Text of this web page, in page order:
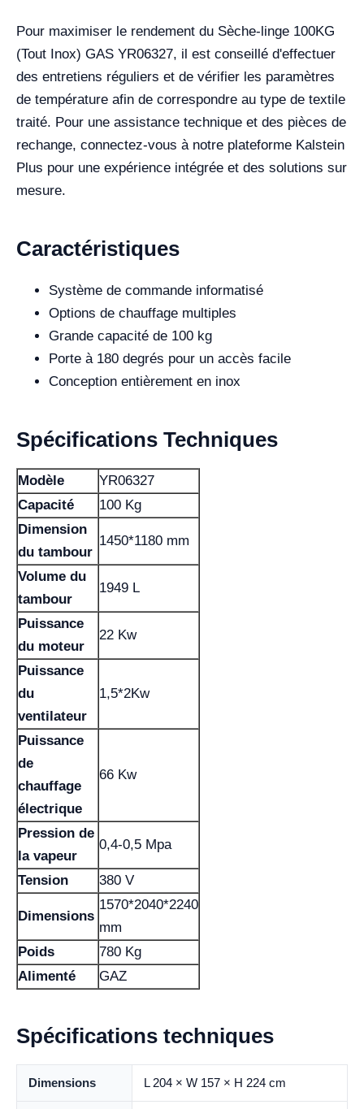
Pour maximiser le rendement du Sèche-linge 100KG
(Tout Inox) GAS YR06327, il est conseillé d'effectuer
des entretiens réguliers et de vérifier les paramètres
de température afin de correspondre au type de textile
traité. Pour une assistance technique et des pièces de
rechange, connectez-vous à notre plateforme Kalstein
Plus pour une expérience intégrée et des solutions sur
mesure.
Caractéristiques
Système de commande informatisé
Options de chauffage multiples
Grande capacité de 100 kg
Porte à 180 degrés pour un accès facile
Conception entièrement en inox
Spécifications Techniques
Modèle
YR06327
Capacité
100 Kg
Dimension
du tambour
1450*1180 mm
Volume du
tambour
1949 L
Puissance
du moteur
22 Kw
Puissance
du
ventilateur
1,5*2Kw
Puissance
de
chauffage
électrique
66 Kw
Pression de
la vapeur
0,4-0,5 Mpa
Tension 380 V
Dimensions
1570*2040*2240
mm
Poids
780 Kg
Alimenté
GAZ
Spécifications techniques
Dimensions L 204 × W 157 × H 224 cm